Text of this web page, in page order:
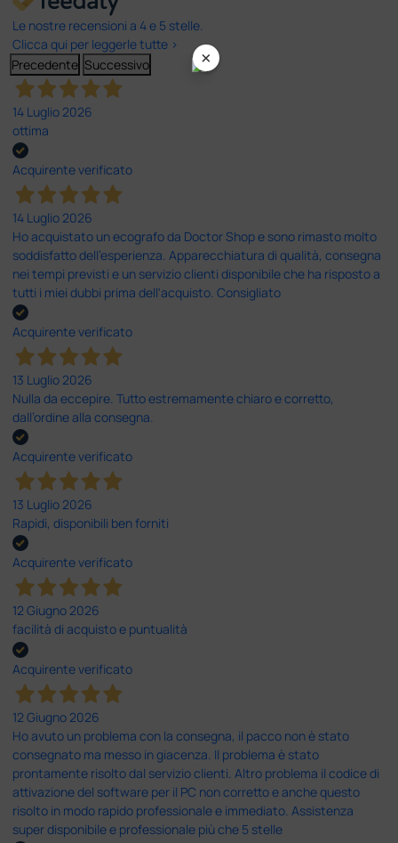
Le nostre recensioni a 4 e 5 stelle.
Clicca qui per leggerle tutte >
Precedente Successivo
14 Luglio 2026
ottima
Acquirente verificato
14 Luglio 2026
Ho acquistato un ecografo da Doctor Shop e sono rimasto molto
soddisfatto dell'esperienza. Apparecchiatura di qualità, consegna
nei tempi previsti e un servizio clienti disponibile che ha risposto a
tutti i miei dubbi prima dell'acquisto. Consigliato
Acquirente verificato
13 Luglio 2026
Nulla da eccepire. Tutto estremamente chiaro e corretto,
dall’ordine alla consegna.
Acquirente verificato
13 Luglio 2026
Rapidi, disponibili ben forniti
Acquirente verificato
12 Giugno 2026
facilità di acquisto e puntualità
Acquirente verificato
12 Giugno 2026
Ho avuto un problema con la consegna, il pacco non è stato
consegnato ma messo in giacenza. Il problema è stato
prontamente risolto dal servizio clienti. Altro problema il codice di
attivazione del software per il PC non corretto e anche questo
risolto in modo rapido professionale e immediato. Assistenza
super disponibile e professionale più che 5 stelle
×